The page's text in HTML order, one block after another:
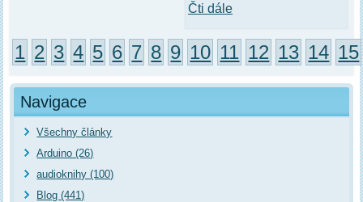
Čti dále
1 2 3 4 5 6 7 8 9 10 11 12 13 14 15
Navigace
Všechny články
Arduino (26)
audioknihy (100)
Blog (441)